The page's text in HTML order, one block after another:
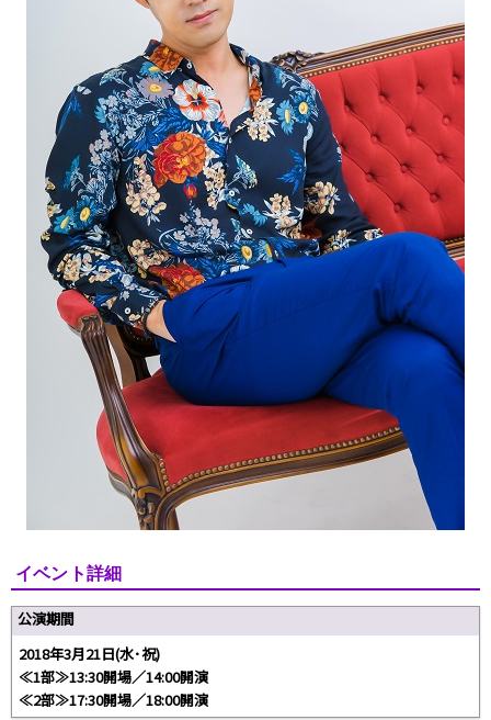
イベント詳細
公演期間
2018年3月21日(水･祝)
≪1部≫13:30開場／14:00開演
≪2部≫17:30開場／18:00開演